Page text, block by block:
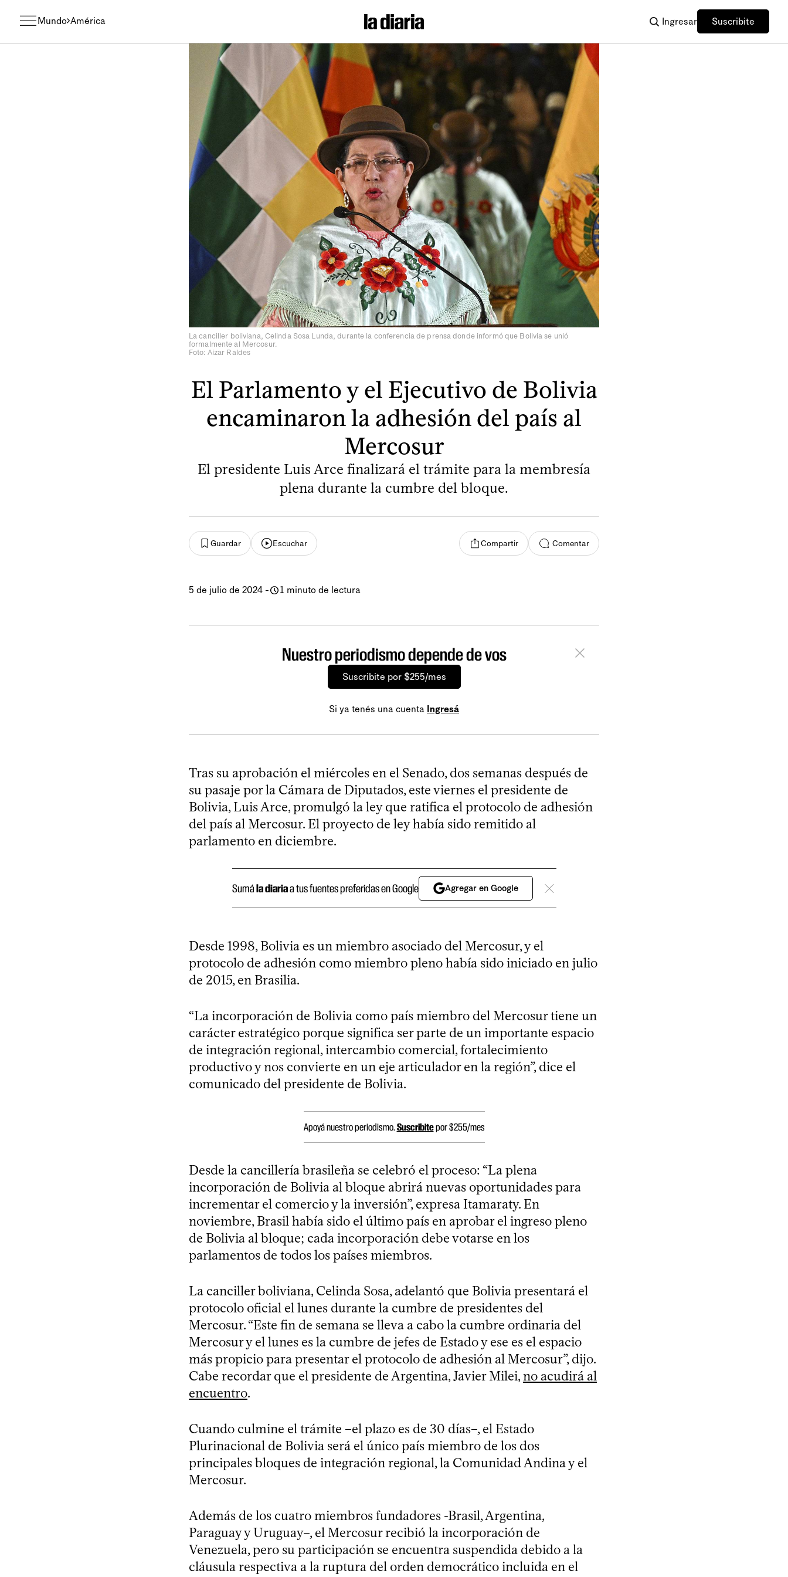
Mundo América Ingresar Suscribite
La canciller boliviana, Celinda Sosa Lunda, durante la conferencia de prensa donde informó que Bolivia se unió
formalmente al Mercosur.
Foto: Aizar Raldes
El Parlamento y el Ejecutivo de Bolivia
encaminaron la adhesión del país al
Mercosur
El presidente Luis Arce finalizará el trámite para la membresía
plena durante la cumbre del bloque.
Guardar Escuchar Compartir Comentar
5 de julio de 2024 - 1 minuto de lectura
Nuestro periodismo depende de vos
Suscribite por $255/mes
Si ya tenés una cuenta Ingresá
Tras su aprobación el miércoles en el Senado, dos semanas después de
su pasaje por la Cámara de Diputados, este viernes el presidente de
Bolivia, Luis Arce, promulgó la ley que ratifica el protocolo de adhesión
del país al Mercosur. El proyecto de ley había sido remitido al
parlamento en diciembre.
Sumála diariaa tus fuentes preferidas en Google Agregar en Google
Desde 1998, Bolivia es un miembro asociado del Mercosur, y el
protocolo de adhesión como miembro pleno había sido iniciado en julio
de 2015, en Brasilia.
“La incorporación de Bolivia como país miembro del Mercosur tiene un
carácter estratégico porque significa ser parte de un importante espacio
de integración regional, intercambio comercial, fortalecimiento
productivo y nos convierte en un eje articulador en la región”, dice el
comunicado del presidente de Bolivia.
Apoyá nuestro periodismo.Suscribitepor $255/mes
Desde la cancillería brasileña se celebró el proceso: “La plena
incorporación de Bolivia al bloque abrirá nuevas oportunidades para
incrementar el comercio y la inversión”, expresa Itamaraty. En
noviembre, Brasil había sido el último país en aprobar el ingreso pleno
de Bolivia al bloque; cada incorporación debe votarse en los
parlamentos de todos los países miembros.
La canciller boliviana, Celinda Sosa, adelantó que Bolivia presentará el
protocolo oficial el lunes durante la cumbre de presidentes del
Mercosur. “Este fin de semana se lleva a cabo la cumbre ordinaria del
Mercosur y el lunes es la cumbre de jefes de Estado y ese es el espacio
más propicio para presentar el protocolo de adhesión al Mercosur”, dijo.
Cabe recordar que el presidente de Argentina, Javier Milei,no acudirá al
encuentro.
Cuando culmine el trámite –el plazo es de 30 días–, el Estado
Plurinacional de Bolivia será el único país miembro de los dos
principales bloques de integración regional, la Comunidad Andina y el
Mercosur.
Además de los cuatro miembros fundadores -Brasil, Argentina,
Paraguay y Uruguay–, el Mercosur recibió la incorporación de
Venezuela, pero su participación se encuentra suspendida debido a la
cláusula respectiva a la ruptura del orden democrático incluida en el